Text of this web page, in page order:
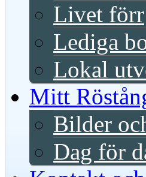
Livet förr
Lediga
Lokal
Mitt
Bilder
Dag för